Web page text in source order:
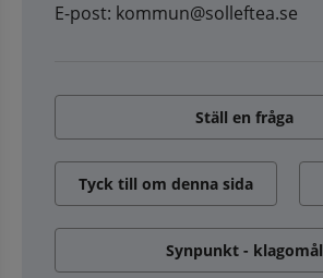
E-post: kommun@solleftea.se
Ställ en fråga
Tyck till om denna sida
Synpunkt - klagomål